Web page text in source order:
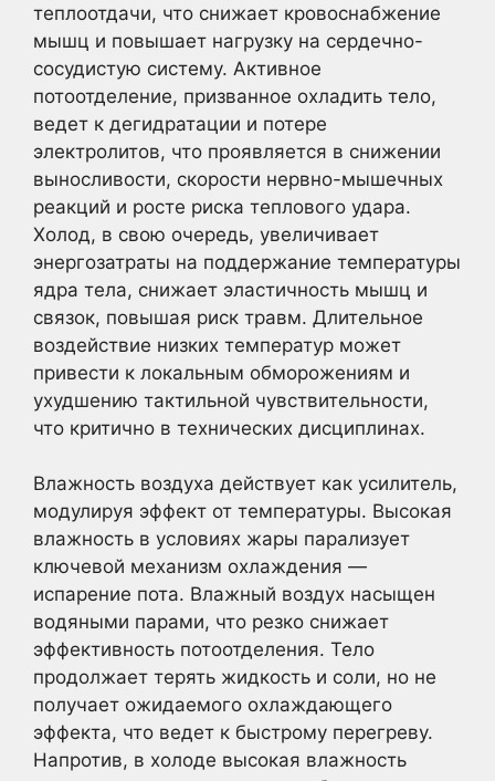
теплоотдачи, что снижает кровоснабжение
мышц и повышает нагрузку на сердечно-
сосудистую систему. Активное
потоотделение, призванное охладить тело,
ведет к дегидратации и потере
электролитов, что проявляется в снижении
выносливости, скорости нервно-мышечных
реакций и росте риска теплового удара.
Холод, в свою очередь, увеличивает
энергозатраты на поддержание температуры
ядра тела, снижает эластичность мышц и
связок, повышая риск травм. Длительное
воздействие низких температур может
привести к локальным обморожениям и
ухудшению тактильной чувствительности,
что критично в технических дисциплинах.
Влажность воздуха действует как усилитель,
модулируя эффект от температуры. Высокая
влажность в условиях жары парализует
ключевой механизм охлаждения —
испарение пота. Влажный воздух насыщен
водяными парами, что резко снижает
эффективность потоотделения. Тело
продолжает терять жидкость и соли, но не
получает ожидаемого охлаждающего
эффекта, что ведет к быстрому перегреву.
Напротив, в холоде высокая влажность